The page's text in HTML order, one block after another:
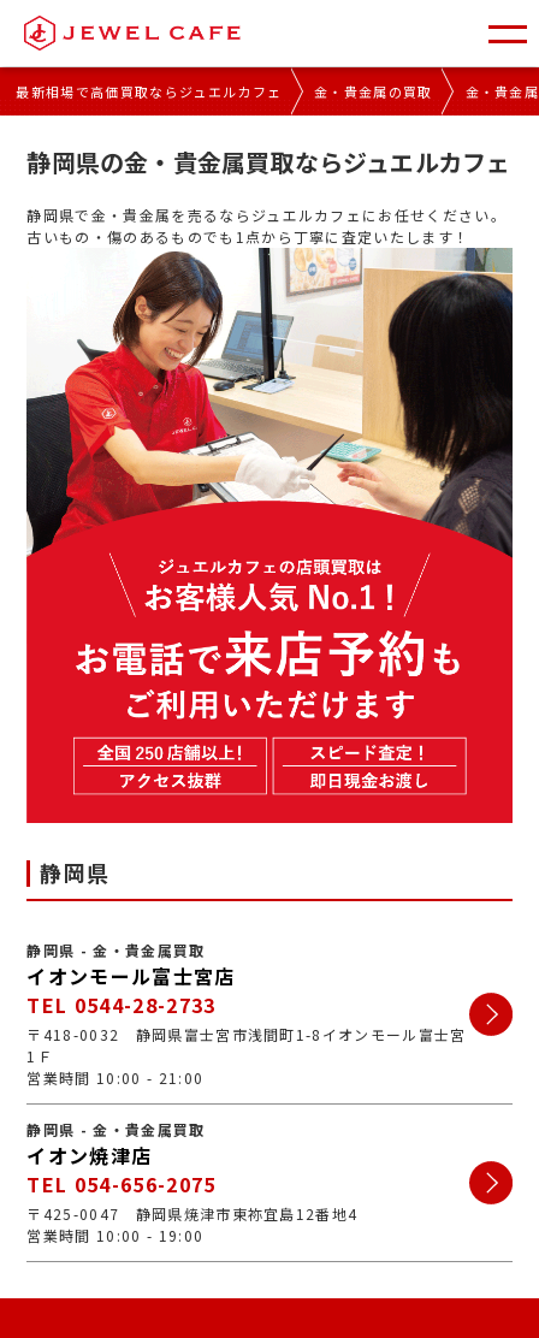
最新相場で高価買取ならジュエルカフェ 金・貴金属の買取 金・貴金
静岡県の金・貴金属買取ならジュエルカフェ
静岡県で金・貴金属を売るならジュエルカフェにお任せください。
古いもの・傷のあるものでも1点から丁寧に査定いたします！
静岡県
静岡県 - 金・貴金属買取
イオンモール富士宮店
TEL 0544-28-2733
〒418-0032 静岡県富士宮市浅間町1-8イオンモール富士宮
1Ｆ
営業時間 10:00 - 21:00
静岡県 - 金・貴金属買取
イオン焼津店
TEL 054-656-2075
〒425-0047 静岡県焼津市東祢宜島12番地4
営業時間 10:00 - 19:00